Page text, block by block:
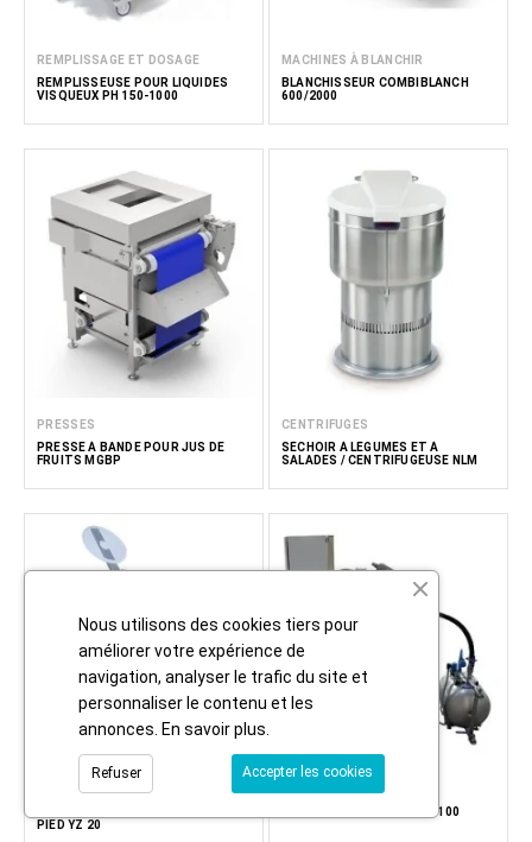
REMPLISSAGE ET DOSAGE
REMPLISSEUSE POUR LIQUIDES
VISQUEUX PH 150-1000
MACHINES À BLANCHIR
BLANCHISSEUR COMBIBLANCH
600/2000
PRESSES
PRESSE À BANDE POUR JUS DE
FRUITS MGBP
CENTRIFUGES
SÉCHOIR À LÉGUMES ET À
SALADES / CENTRIFUGEUSE NLM
CUTTERS
PIED YZ 20
ÉVAPORATEURS
ÉVAPORATEUR À VIDE VE 100
Nous utilisons des cookies tiers pour
améliorer votre expérience de
navigation, analyser le trafic du site et
personnaliser le contenu et les
annonces. En savoir plus
Accepter les cookies
Refuser